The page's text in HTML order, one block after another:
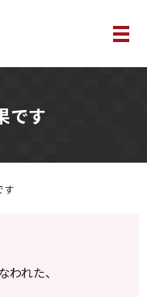
メ
です
す
れた、